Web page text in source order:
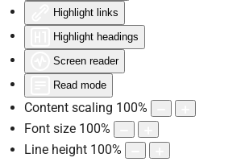
Highlight links
Highlight headings
Screen reader
Read mode
Content scaling 100%
Font size 100%
Line height 100%